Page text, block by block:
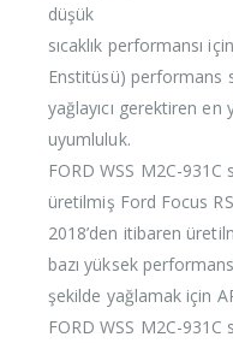
düşük
sıcaklık performansı
Enstitüsü) performans
yağlayıcı gerektiren
uyumluluk.
FORD WSS M2C-
üretilmiş Ford Focus
2018’den itibaren
bazı yüksek
şekilde yağlamak için
FORD WSS M2C-